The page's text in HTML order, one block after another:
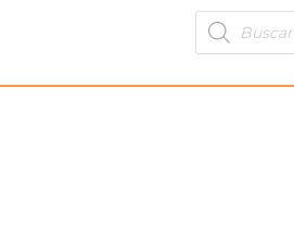
Products
search